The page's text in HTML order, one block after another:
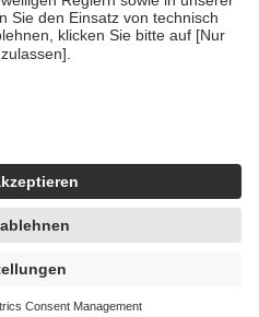
es sich um echte Bewertungen
4419944605341
unter Zuhilfenahme künstlicher